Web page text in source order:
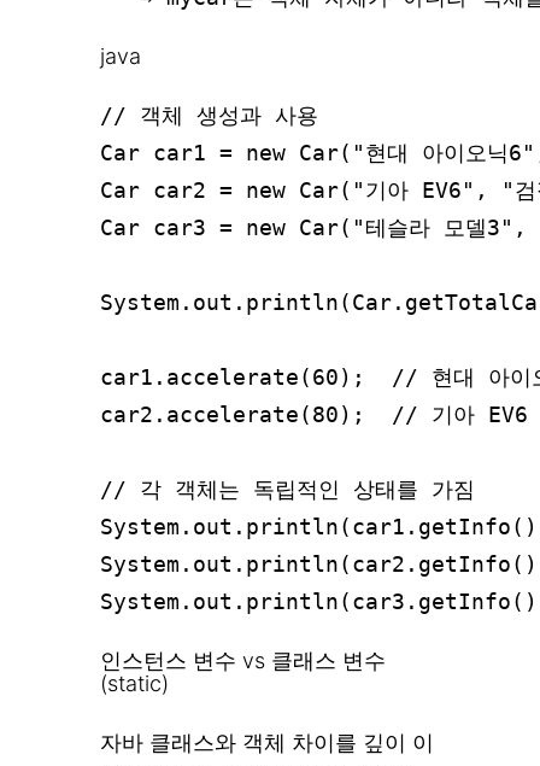
java
// 객체 생성과 사용
Car car1 = new Car("현대 아이오닉
Car car2 = new Car("기아 EV6", "
Car car3 = new Car("테슬라 모델
car1.accelerate(60);  // 현대 아이
car2.accelerate(80);  // 기아 EV6
// 각 객체는 독립적인 상태를 가짐
인스턴스 변수 vs 클래스 변수
(static)
자바 클래스와 객체 차이를 깊이 이